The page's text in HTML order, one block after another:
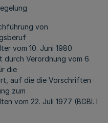
von
vom 10. Juni 1980
durch Verordnung vom 6.
die
auf die die Vorschriften
zum
vom 22. Juli 1977 (BGBl. I